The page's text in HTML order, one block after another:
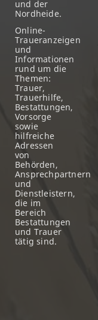
und der
Nordheide.
Online-
Traueranzeigen
und
Informationen
rund um die
Themen:
Trauer,
Trauerhilfe,
Bestattungen,
Vorsorge
sowie
hilfreiche
Adressen
von
Behörden,
Ansprechpartnern
und
Dienstleistern,
die im
Bereich
Bestattungen
und Trauer
tätig sind.